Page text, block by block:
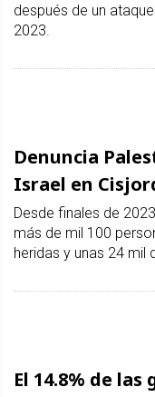
después de un
2023.
Denuncia
Israel en
Desde finales de
más de mil 100
heridas y unas 24 mil
El 14.8% de